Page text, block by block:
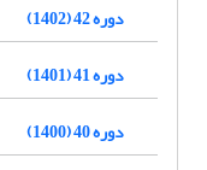
دوره 42 (1402)
دوره 41 (1401)
دوره 40 (1400)